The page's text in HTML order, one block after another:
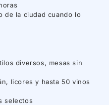
de la ciudad cuando lo
diversos, mesas sin
licores y hasta 50 vinos
selectos